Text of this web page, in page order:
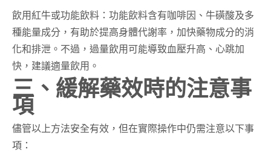
飲用紅牛或功能飲料：功能飲料含有咖啡因、牛磺酸及多
種能量成分，有助於提高身體代謝率，加快藥物成分的消
化和排泄。不過，過量飲用可能導致血壓升高、心跳加
快，建議適量飲用。
三、緩解藥效時的注意事
項
儘管以上方法安全有效，但在實際操作中仍需注意以下事
項：